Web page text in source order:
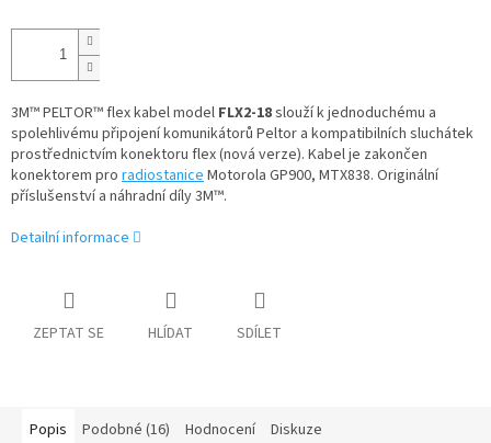
cena:
3M™ PELTOR™ flex kabel model FLX2-18slouží k jednoduchému a
spolehlivému připojení komunikátorů Peltor a kompatibilních sluchátek
prostřednictvím konektoru flex (nová verze). Kabel je zakončen
konektorem pro radiostaniceMotorola GP900, MTX838. Originální
příslušenství a náhradní díly 3M™.
Detailní informace
ZEPTAT SE HLÍDAT SDÍLET
Popis Podobné (16) Hodnocení Diskuze